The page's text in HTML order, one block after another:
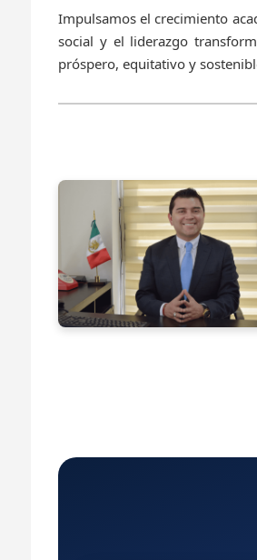
Impulsamos el crecimiento
social y el liderazgo
próspero, equitativo y